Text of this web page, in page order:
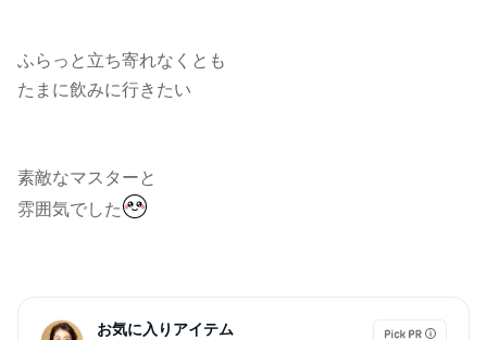
ふらっと立ち寄れなくとも
たまに飲みに行きたい
素敵なマスターと
雰囲気でした
お気に入りアイテム